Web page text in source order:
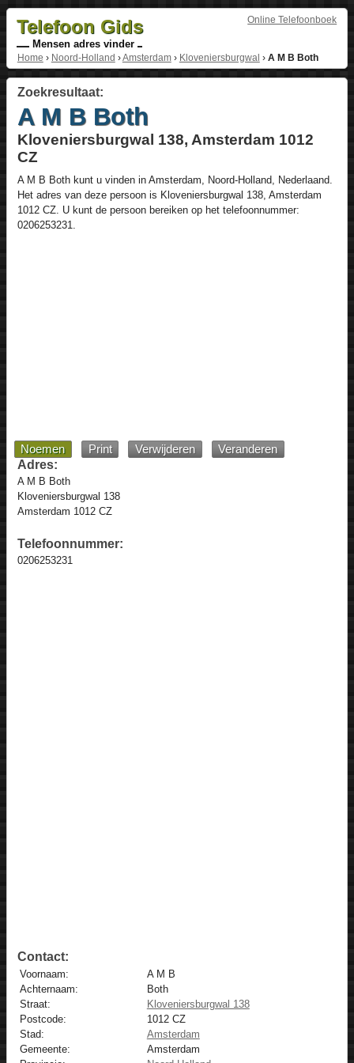
Online Telefoonboek
Telefoon Gids
Mensen adres vinder
Home › Noord-Holland ›Amsterdam› Kloveniersburgwal › A M B Both
Zoekresultaat:
A M B Both
Kloveniersburgwal 138, Amsterdam 1012
CZ
A M B Bothkunt u vinden in Amsterdam Noord-Holland, Nederlaand.
Het adres van deze persoon is Kloveniersburgwal 138, Amsterdam
1012 CZ. U kunt de persoon bereiken op het telefoonnummer:
0206253231
Noemen Print Verwijderen
Veranderen
Adres:
A M B Both
Kloveniersburgwal 138
Amsterdam 1012 CZ
Telefoonnummer:
0206253231
Contact:
Voornaam:
A M B
Achternaam:
Both
Straat:
Kloveniersburgwal 138
Postcode:
1012 CZ
Stad:
Amsterdam
Gemeente:
Amsterdam